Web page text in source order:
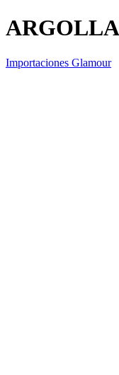
Importaciones Glamour